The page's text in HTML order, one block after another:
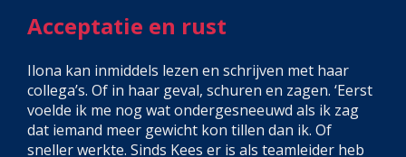
Acceptatie en rust
Ilona kan inmiddels lezen en schrijven met haar
collega’s. Of in haar geval, schuren en zagen. ‘Eerst
voelde ik me nog wat ondergesneeuwd als ik zag
dat iemand meer gewicht kon tillen dan ik. Of
sneller werkte. Sinds Kees er is als teamleider heb